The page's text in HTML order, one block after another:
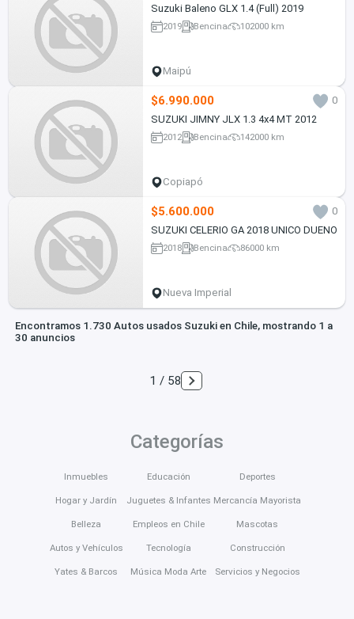
Suzuki Baleno GLX 1.4 (Full) 2019
2019 Bencina 102000 km
Maipú
$6.990.000
0
SUZUKI JIMNY JLX 1.3 4x4 MT 2012
2012 Bencina 142000 km
Copiapó
$5.600.000
0
SUZUKI CELERIO GA 2018 UNICO DUENO
2018 Bencina 86000 km
Nueva Imperial
Encontramos 1.730 Autos usados Suzuki en Chile, mostrando 1 a
30 anuncios
1 / 58
Categorías
Inmuebles
Hogar y Jardín
Belleza
Autos y Vehículos
Yates & Barcos
Educación
Juguetes & Infantes
Empleos en Chile
Tecnología
Música Moda Arte
Deportes
Mercancía Mayorista
Mascotas
Construcción
Servicios y Negocios